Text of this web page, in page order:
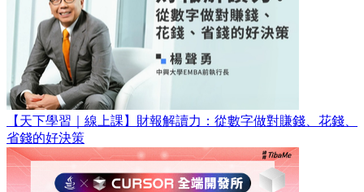
【天下學習｜線上課】財報解讀力：從數字做對賺錢、花錢、
省錢的好決策